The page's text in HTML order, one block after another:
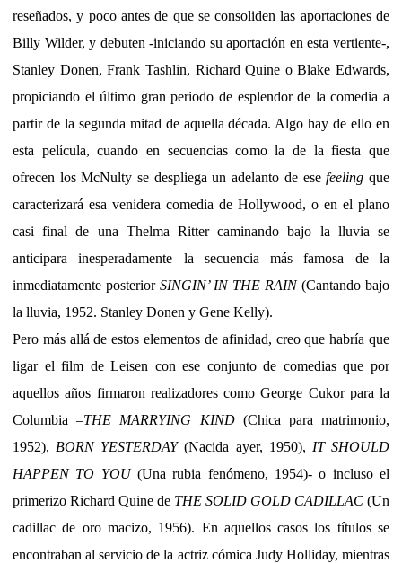
reseñados, y poco antes de que se consoliden las aportaciones de
Billy Wilder, y debuten -iniciando su aportación en esta vertiente-,
Stanley Donen, Frank Tashlin, Richard Quine o Blake Edwards,
propiciando el último gran periodo de esplendor de la comedia a
partir de la segunda mitad de aquella década. Algo hay de ello en
esta película, cuando en secuencias como la de la fiesta que
ofrecen los McNulty se despliega un adelanto de esefeeling que
caracterizará esa venidera comedia de Hollywood, o en el plano
casi final de una Thelma Ritter caminando bajo la lluvia se
anticipara inesperadamente la secuencia más famosa de la
inmediatamente posterior SINGIN’ IN THE RAIN(Cantando bajo
la lluvia, 1952. Stanley Donen y Gene Kelly).
Pero más allá de estos elementos de afinidad, creo que habría que
ligar el film de Leisen con ese conjunto de comedias que por
aquellos años firmaron realizadores como George Cukor para la
Columbia –THE MARRYING KIND(Chica para matrimonio,
1952), BORN YESTERDAY(Nacida ayer, 1950), IT SHOULD
HAPPEN TO YOU(Una rubia fenómeno, 1954)- o incluso el
primerizo Richard Quine de THE SOLID GOLD CADILLAC (Un
cadillac de oro macizo, 1956). En aquellos casos los títulos se
encontraban al servicio de la actriz cómica Judy Holliday, mientras